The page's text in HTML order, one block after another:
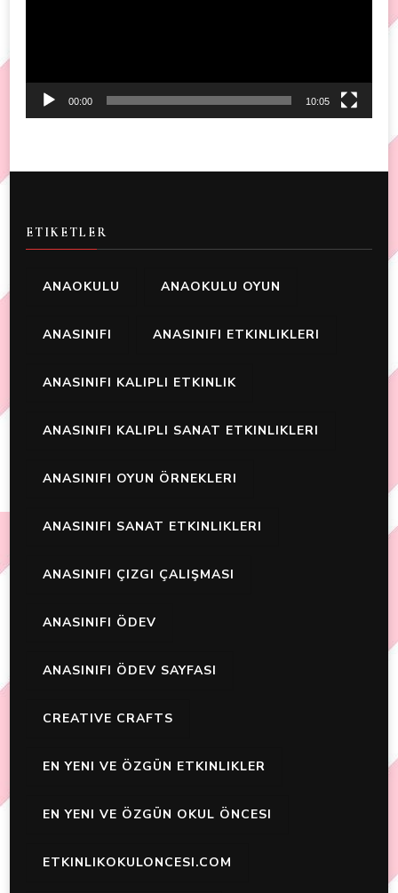
00:00 10:05
ETIKETLER
ANAOKULU ANAOKULU OYUN
ANASINIFI ANASINIFI ETKINLIKLERI
ANASINIFI KALIPLI ETKINLIK
ANASINIFI KALIPLI SANAT ETKINLIKLERI
ANASINIFI OYUN ÖRNEKLERI
ANASINIFI SANAT ETKINLIKLERI
ANASINIFI ÇIZGI ÇALIŞMASI
ANASINIFI ÖDEV
ANASINIFI ÖDEV SAYFASI
CREATIVE CRAFTS
EN YENI VE ÖZGÜN ETKINLIKLER
EN YENI VE ÖZGÜN OKUL ÖNCESI
ETKINLIKOKULONCESI.COM